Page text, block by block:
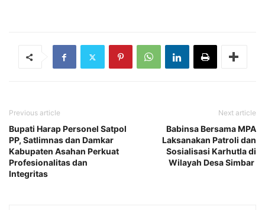
Previous article
Bupati Harap Personel Satpol
PP, Satlimnas dan Damkar
Kabupaten Asahan Perkuat
Profesionalitas dan
Integritas
Next article
Babinsa Bersama MPA
Laksanakan Patroli dan
Sosialisasi Karhutla di
Wilayah Desa Simbar